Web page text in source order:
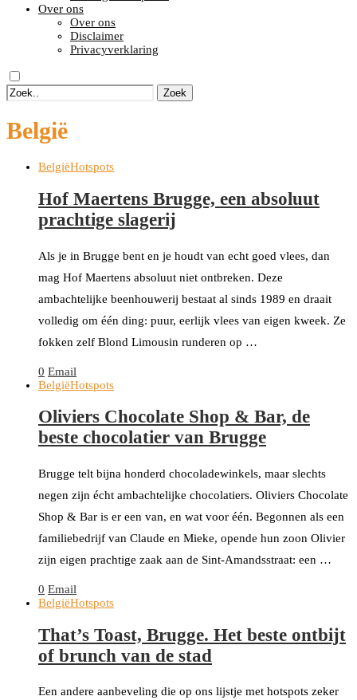
Over ons
Over ons
Disclaimer
Privacyverklaring
Zoek
België
BelgiëHotspots
Hof Maertens Brugge, een absoluut
prachtige slagerij
Als je in Brugge bent en je houdt van echt goed vlees, dan
mag Hof Maertens absoluut niet ontbreken. Deze
ambachtelijke beenhouwerij bestaat al sinds 1989 en draait
volledig om één ding: puur, eerlijk vlees van eigen kweek. Ze
fokken zelf Blond Limousin runderen op …
0 Email
BelgiëHotspots
Oliviers Chocolate Shop & Bar, de
beste chocolatier van Brugge
Brugge telt bijna honderd chocoladewinkels, maar slechts
negen zijn écht ambachtelijke chocolatiers. Oliviers Chocolate
Shop & Bar is er een van, en wat voor één. Begonnen als een
familiebedrijf van Claude en Mieke, opende hun zoon Olivier
zijn eigen prachtige zaak aan de Sint-Amandsstraat: een …
0 Email
BelgiëHotspots
That’s Toast, Brugge. Het beste ontbijt
of brunch van de stad
Een andere aanbeveling die op ons lijstje met hotspots zeker